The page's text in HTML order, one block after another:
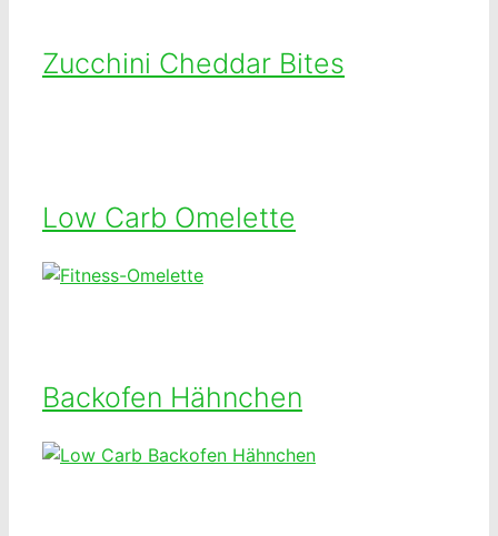
Zucchini Cheddar Bites
Low Carb Omelette
Backofen Hähnchen